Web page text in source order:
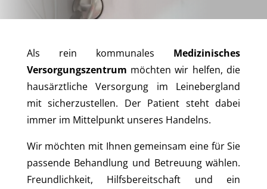
Als rein kommunales Medizinisches
Versorgungszentrum möchten wir helfen, die
hausärztliche Versorgung im Leinebergland
mit sicherzustellen. Der Patient steht dabei
immer im Mittelpunkt unseres Handelns.
Wir möchten mit Ihnen gemeinsam eine für Sie
passende Behandlung und Betreuung wählen.
Freundlichkeit, Hilfsbereitschaft und ein